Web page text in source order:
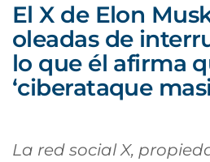
El X de Elon
oleadas de
lo que él afirma
‘ciberataque
La red social X,